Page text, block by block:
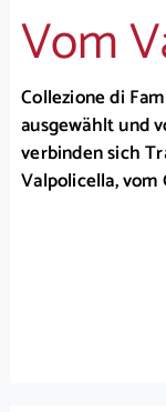
Vom
Collezione di
ausgewählt und
verbinden sich
Valpolicella, vom